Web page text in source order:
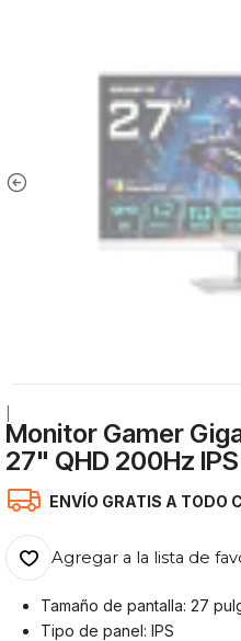
Monitor Gamer
27" QHD 200Hz
ENVÍO GRATIS A TODO
Agregar a la lista de
Tamaño de pantalla: 27
Tipo de panel: IPS